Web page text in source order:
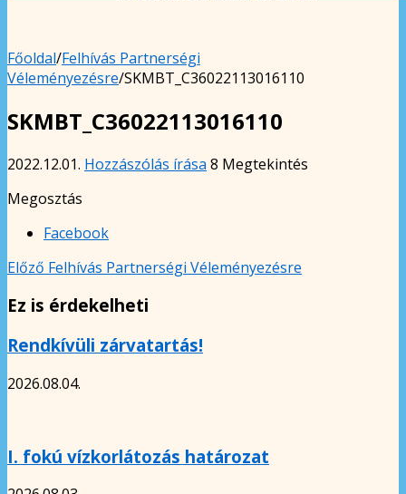
Főoldal/Felhívás Partnerségi
Véleményezésre/SKMBT_C36022113016110
SKMBT_C36022113016110
2022.12.01. Hozzászólás írása 8 Megtekintés
Megosztás
Facebook
Előző Felhívás Partnerségi Véleményezésre
Ez is érdekelheti
Rendkívüli zárvatartás!
2026.08.04.
I. fokú vízkorlátozás határozat